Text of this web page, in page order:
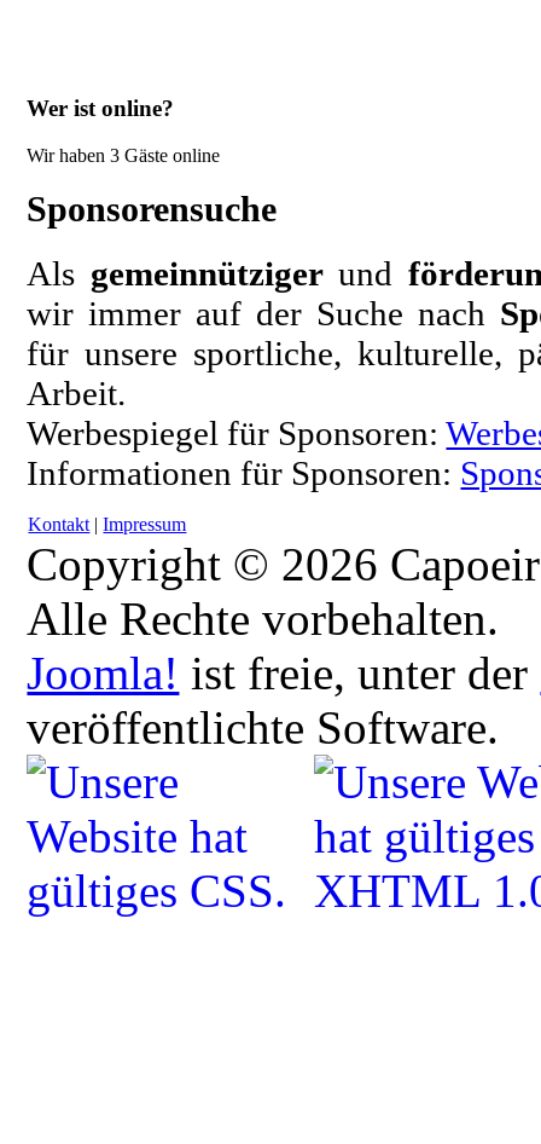
Wer ist online?
Wir haben 3 Gäste online
Sponsorensuche
Als gemeinnützigerund
wir immer auf der Suche nach
für unsere sportliche, kulturelle,
Arbeit.
Werbespiegel für Sponsoren:
Informationen für Sponsoren:
Kontakt |Impressum
Copyright © 2026
Alle Rechte vorbehalten.
Joomla! ist freie, unter der
veröffentlichte Software.